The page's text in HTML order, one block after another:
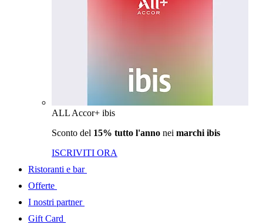
ALL Accor+ ibis
Sconto del 15% tutto l'anno nei marchi ibis
ISCRIVITI ORA
Ristoranti e bar
Offerte
I nostri partner
Gift Card